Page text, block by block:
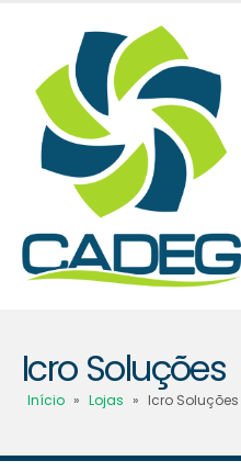
Icro Soluções
Início » Lojas » Icro Soluções